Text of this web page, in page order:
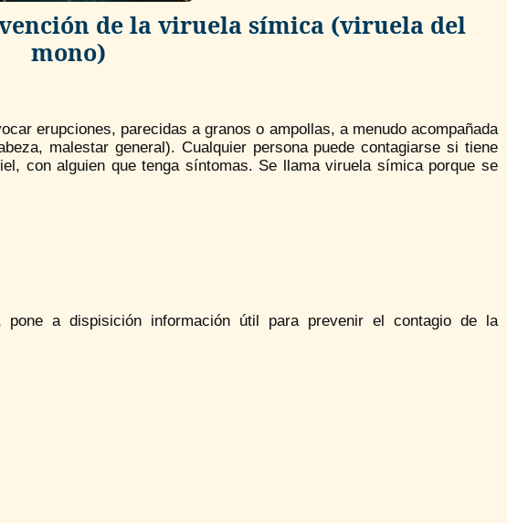
de la viruela símica (viruela del
mono)
erupciones, parecidas a granos o ampollas, a menudo acompañada
malestar general). Cualquier persona puede contagiarse si tiene
con alguien que tenga síntomas. Se llama viruela símica porque se
pone a dispisición información útil para prevenir el contagio de la